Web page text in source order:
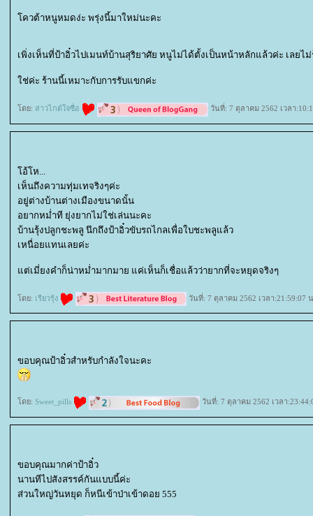
ควต้าหนูหมดง่ะ พรุ่งนี้มาใหม่นะคะ
เพิ่งเห็นที่ป้าอิ๋วไปเมนท์บ้านสุริยาศัย หนูไม่ได้ตั้งเป็นหน้าหลักแล้วค่ะ เลยไม่
ช่ค่ะ ร้านนี้เหมาะกับการรับแขกค่ะ
ดย: สาวไกด์ใจซื่อ วันที่: 7 ตุลาคม 2562 เวลา
อ้โห...
เห็นถึงความทุ่มเทจริงๆค่ะ
อยู่ต่างบ้านต่างเมืองขนาดนั้น
อยากหม่ำที ยุ่งยากไม่ใช่เล่นนะคะ
บ้านรุ้งปลูกชะพลู นึกถึงป้าอิ๋วขับรถไกลเพื่อใบชะพลูแล้ว
เหนื่อยแทนเลยค่ะ
ต่เมี่ยงคำก็น่าหม่ำมากมาย แค่เห็นก็เชื่อแล้วว่ายากที่จะหยุดจริงๆ
ดย: เรียวรุ้ง วันที่: 7 ตุลาคม 2562 เวลา:21:59:07
ขอบคุณป้าอิ๋วสำหรับกำลังใจนะคะ
ดย: Sweet_pills วันที่: 7 ตุลาคม 2562 เวลา
ขอบคุณมากค่าป้าอิ๋ว
นานทีไปสังสรรค์กันแบบนี้ค่ะ
ส่วนใหญ่วันหยุด ก็หนีเข้าป่าเข้าดอย 555